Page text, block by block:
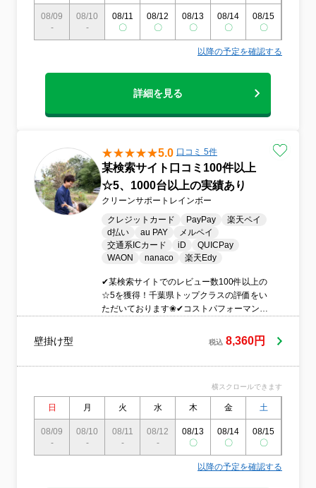
質な仕上がりをお届けします。7. エコ洗剤
エコ洗剤を使用。環境にもやさしいクリー
08/09
-
08/10
-
08/11
〇
08/12
〇
08/13
〇
08/14
〇
08/15
〇
以降の予定を確認する
詳細を見る
5.0 口コミ 5件
某検索サイト口コミ100件以上
☆5、1000台以上の実績あり
クリーンサポートレインボー
クレジットカード
PayPay
楽天ペイ
d払い
au PAY
メルペイ
交通系ICカード
iD
QUICPay
WAON
nanaco 楽天Edy
✔某検索サイトでのレビュー数100件以上の
☆5を獲得！千葉県トップクラスの評価をい
ただいております❀✔コストパフォーマンス
必ず守ります⏱✔タバコ、香水は使用して
壁掛け型 税込 8,360円
横スクロールできます
日 月 火 水 木 金 土
08/09
-
08/10
-
08/11
-
08/12
-
08/13
〇
08/14
〇
08/15
〇
以降の予定を確認する